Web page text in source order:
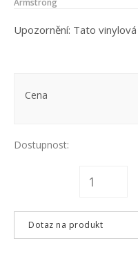
Upozornění: Tato
Cena
Dostupnost:
Dotaz na produkt